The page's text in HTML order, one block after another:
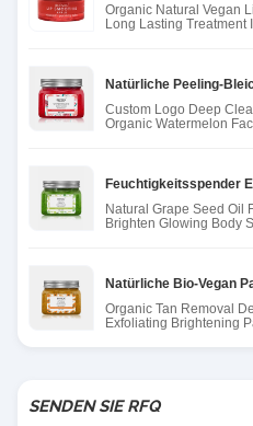
Organic Natural Vegan
Long Lasting
Natürliche Peeling-
Custom Logo Deep
Organic Watermelon
Feuchtigkeitsspender
Natural Grape Seed Oil
Brighten Glowing Body
Natürliche Bio-Vegan
Organic Tan Removal
Exfoliating Brightening
SENDEN SIE RFQ